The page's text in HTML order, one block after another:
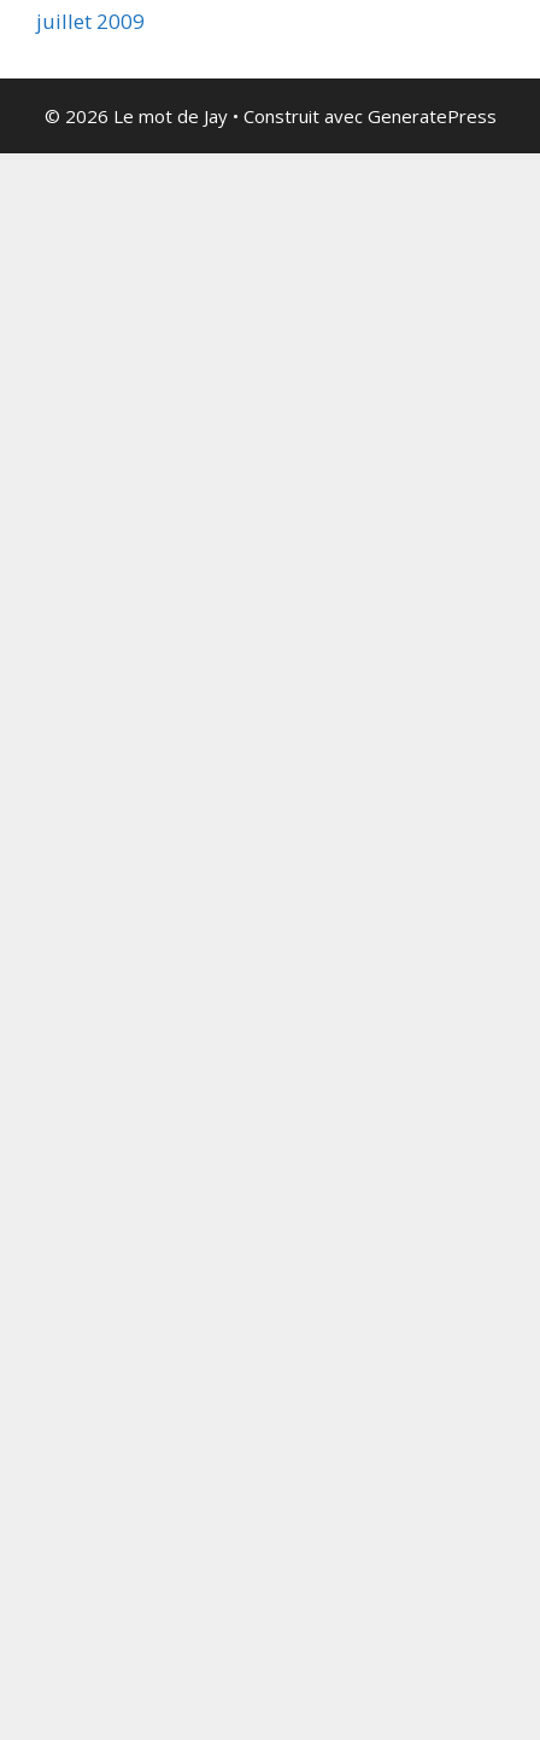
juillet 2009
© 2026 Le mot de Jay• Construit avec GeneratePress